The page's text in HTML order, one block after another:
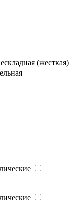
(жесткая)